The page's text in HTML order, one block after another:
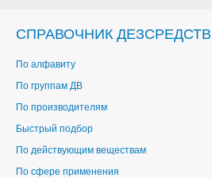
СПРАВОЧНИК ДЕЗСРЕДСТВ
По алфавиту
По группам ДВ
По производителям
Быстрый подбор
По действующим веществам
По сфере применения